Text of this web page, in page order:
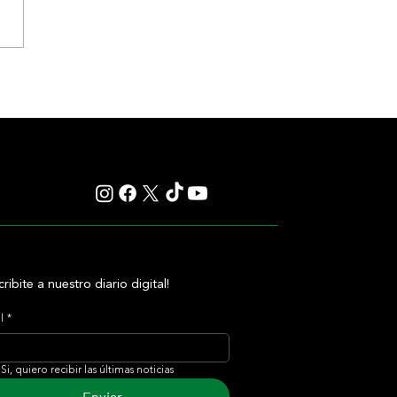
a nuestro diario digital!
*
Si, quiero recibir las últimas noticias